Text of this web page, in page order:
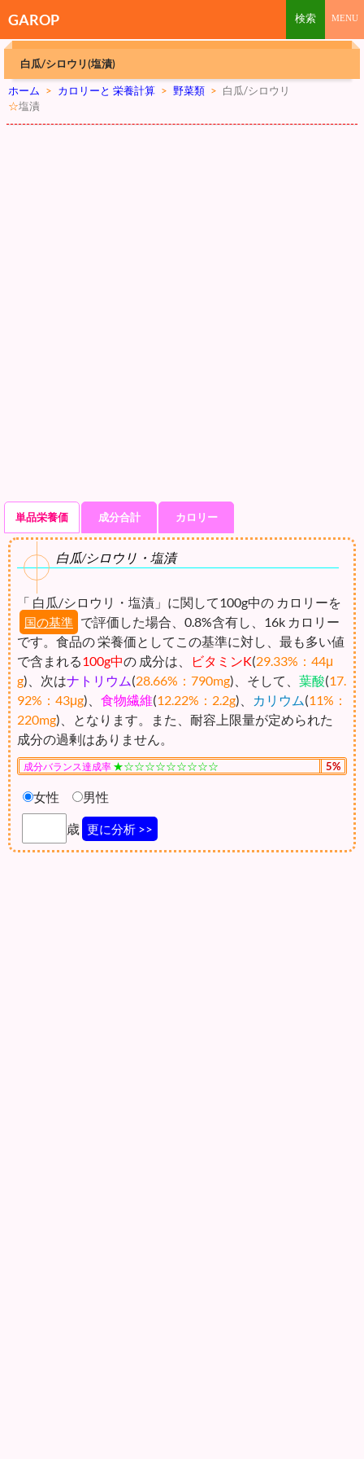
GAROP
白瓜/シロウリ(塩漬)
ホーム > カロリーと 栄養計算 > 野菜類 > 白瓜/シロウリ
☆塩漬
単品栄養価 成分合計 カロリー
白瓜/シロウリ・塩漬
「 白瓜/シロウリ・塩漬」に関して100g中の カロリーを
国の基準 で評価した場合、0.8%含有し、16k カロリー
です。食品の 栄養価としてこの基準に対し、最も多い値
で含まれる100g中の 成分は、 ビタミンK(29.33%：44μ
g)、次はナトリウム(28.66%：790mg)、そして、 葉酸(17.
92%：43μg)、 食物繊維(12.22%：2.2g)、 カリウム(11%：
220mg)、となります。また、耐容上限量が定められた
成分の過剰はありません。
成分バランス達成率 ★☆☆☆☆☆☆☆☆☆ 5%
女性 男性
歳 更に分析 >>